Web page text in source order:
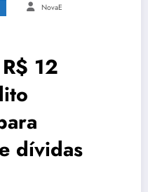
NovaE
12
dívidas